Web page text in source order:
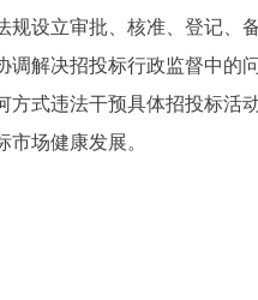
规设立审批、核准、登记、
调解决招投标行政监督中的
方式违法干预具体招投标活
市场健康发展。